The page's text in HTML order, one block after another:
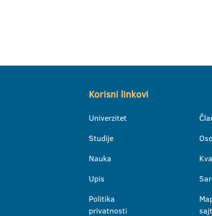
Korisni linkovi
Univerzitet
Studije
Nauka
Upis
Politika
privatnosti